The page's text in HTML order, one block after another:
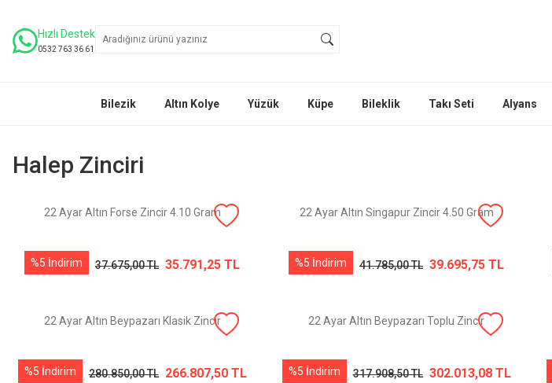
Hızlı Destek
0532 763 36 61
Bilezik Altın Kolye Yüzük Küpe Bileklik Takı Seti Alyans
Halep Zinciri
22 Ayar Altın Forse Zincir 4.10 Gram
%5 İndirim 37.675,00 TL 35.791,25 TL
22 Ayar Altın Singapur Zincir 4.50 Gram
%5 İndirim 41.785,00 TL 39.695,75 TL
22 Ayar Altın Beypazarı Klasik Zincir
%5 İndirim 280.850,00 TL 266.807,50 TL
22 Ayar Altın Beypazarı Toplu Zincir
%5 İndirim 317.908,50 TL 302.013,08 TL